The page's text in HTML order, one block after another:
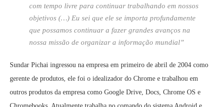
com tempo livre para continuar trabalhando em nossos
objetivos (…) Eu sei que ele se importa profundamente
que possamos continuar a fazer grandes avanços na
nossa missão de organizar a informação mundial”
Sundar Pichai ingressou na empresa em primeiro de abril de 2004 como
gerente de produtos, ele foi o idealizador do Chrome e trabalhou em
outros produtos da empresa como Google Drive, Docs, Chrome OS e